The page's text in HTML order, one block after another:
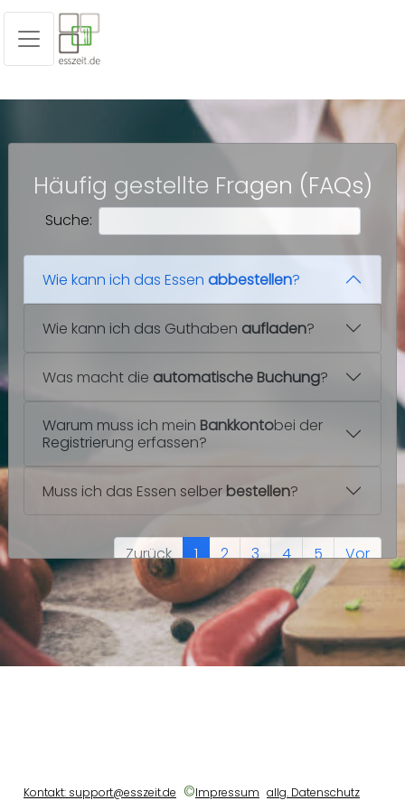
Häufig gestellte Fragen (FAQs)
Suche:
Wie kann ich das Essen abbestellen?
Wie kann ich das Guthaben aufladen?
Was macht die automatische Buchung?
Warum muss ich mein Bankkontobei der
Registrierung erfassen?
Muss ich das Essen selber bestellen?
Zurück 1 2 3 4 5 Vor
Kontakt: support@esszeit.de ©Impressum allg. Datenschutz